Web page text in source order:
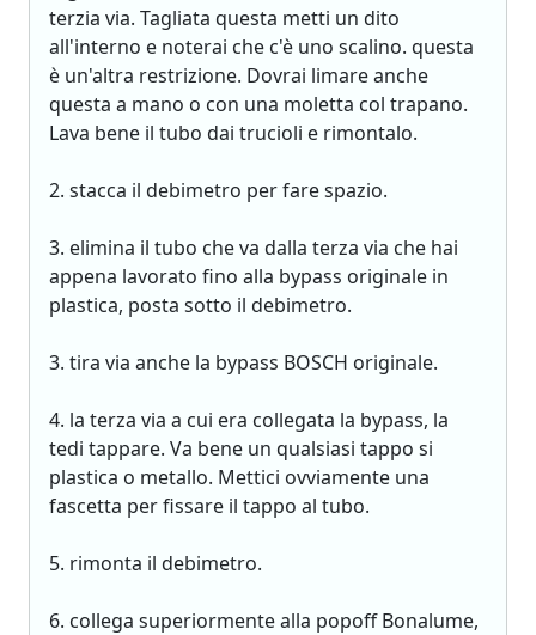
terzia via. Tagliata questa metti un dito
all'interno e noterai che c'è uno scalino. questa
è un'altra restrizione. Dovrai limare anche
questa a mano o con una moletta col trapano.
Lava bene il tubo dai trucioli e rimontalo.
2. stacca il debimetro per fare spazio.
3. elimina il tubo che va dalla terza via che hai
appena lavorato fino alla bypass originale in
plastica, posta sotto il debimetro.
3. tira via anche la bypass BOSCH originale.
4. la terza via a cui era collegata la bypass, la
tedi tappare. Va bene un qualsiasi tappo si
plastica o metallo. Mettici ovviamente una
fascetta per fissare il tappo al tubo.
5. rimonta il debimetro.
6. collega superiormente alla popoff Bonalume,